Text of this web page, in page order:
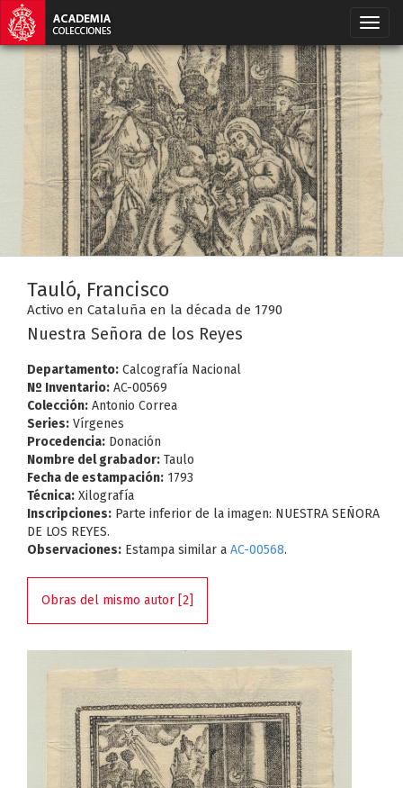
Tauló, Francisco
Activo en Cataluña en la década de 1790
Nuestra Señora de los Reyes
Departamento: Calcografía Nacional
Nº Inventario: AC-00569
Colección: Antonio Correa
Series: Vírgenes
Procedencia: Donación
Nombre del grabador: Taulo
Fecha de estampación: 1793
Técnica: Xilografía
Inscripciones: Parte inferior de la imagen: NUESTRA SEÑORA
DE LOS REYES.
Observaciones: Estampa similar a AC-00568.
Obras del mismo autor [2]